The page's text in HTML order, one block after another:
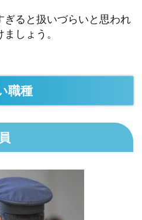
ぎると扱いづらいと思われ
しょう。
職種